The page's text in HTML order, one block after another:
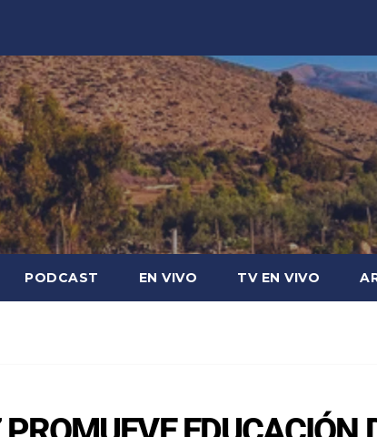
PODCAST EN VIVO TV EN VIVO